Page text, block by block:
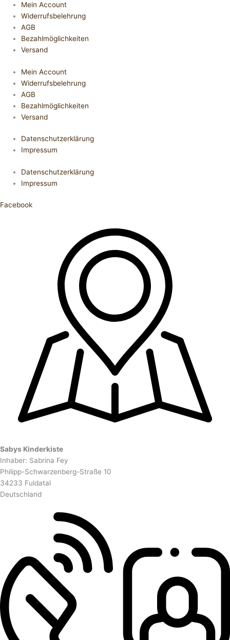
Mein Account
Widerrufsbelehrung
AGB
Bezahlmöglichkeiten
Versand
Mein Account
Widerrufsbelehrung
AGB
Bezahlmöglichkeiten
Versand
Datenschutzerklärung
Impressum
Datenschutzerklärung
Impressum
Facebook
Sabys Kinderkiste
Inhaber: Sabrina Fey
Philipp-Schwarzenberg-Straße 10
34233 Fuldatal
Deutschland